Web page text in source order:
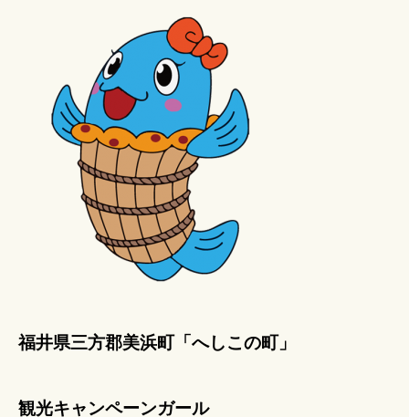
福井県三方郡美浜町「へしこの町」
観光キャンペーンガール